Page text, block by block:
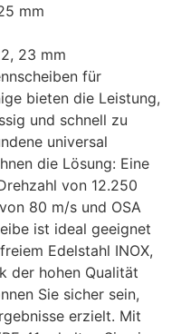
mm
23 mm
für
bieten die Leistung,
und schnell zu
universal
die Lösung: Eine
von 12.250
80 m/s und OSA
ist ideal geeignet
Edelstahl INOX,
der hohen Qualität
Sie sicher sein,
erzielt. Mit